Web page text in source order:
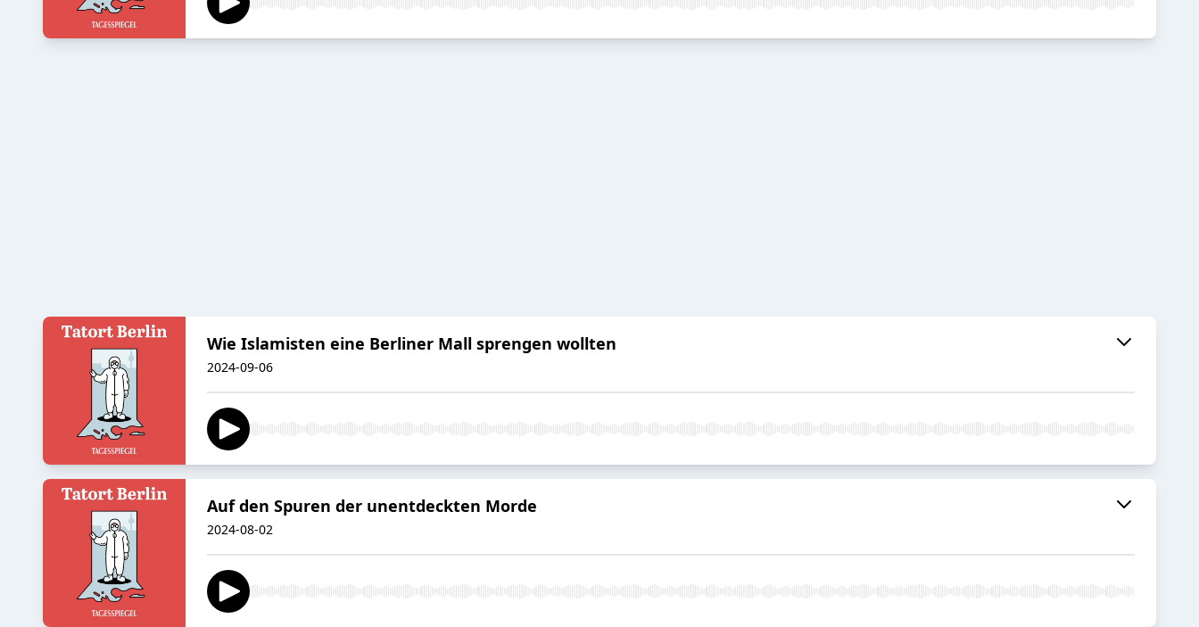
Wie Islamisten eine Berliner Mall sprengen wollten
2024-09-06
Auf den Spuren der unentdeckten Morde
2024-08-02